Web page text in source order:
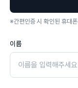
※간편인증 시 확인된 휴대
이름